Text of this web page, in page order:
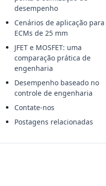
desempenho
Cenários de aplicação para
ECMs de 25 mm
JFET e MOSFET: uma
comparação prática de
engenharia
Desempenho baseado no
controle de engenharia
Contate-nos
Postagens relacionadas